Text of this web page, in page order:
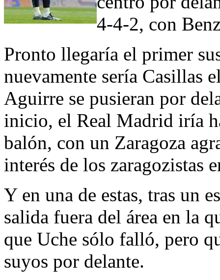
4-4-2, con
Pronto llegaría el primer
nuevamente sería Casillas
Aguirre se pusieran por
inicio, el Real Madrid iría
balón, con un Zaragoza
interés de los zaragozistas
Y en una de estas, tras un
salida fuera del área en la
que Uche sólo falló, pero
suyos por delante.